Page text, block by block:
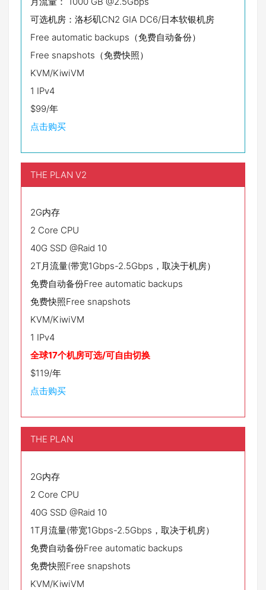
可选机房：洛杉矶CN2 GIA DC6/日本软银机房
Free automatic backups（免费自动备份）
Free snapshots（免费快照）
KVM/KiwiVM
1 IPv4
$99/年
点击购买
THE PLAN V2
2G内存
2 Core CPU
40G SSD @Raid 10
2T月流量(带宽1Gbps-2.5Gbps，取决于机房）
免费自动备份Free automatic backups
免费快照Free snapshots
KVM/KiwiVM
1 IPv4
全球17个机房可选/可自由切换
$119/年
点击购买
THE PLAN
2G内存
2 Core CPU
40G SSD @Raid 10
1T月流量(带宽1Gbps-2.5Gbps，取决于机房）
免费自动备份Free automatic backups
免费快照Free snapshots
KVM/KiwiVM